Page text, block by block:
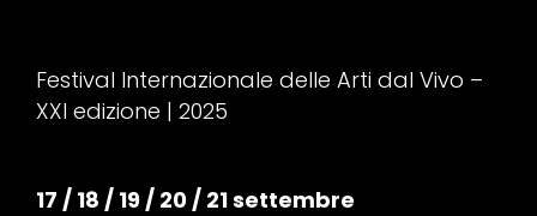
Festival Internazionale delle Arti dal Vivo –
XXI edizione | 2025
17 / 18 / 19 / 20 / 21 settembre